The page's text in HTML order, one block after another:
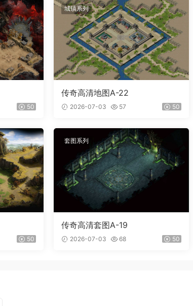
50
城镇系列
传奇高清地图A-22
2026-07-03 57 50
50
套图系列
传奇高清套图A-19
2026-07-03 68 50